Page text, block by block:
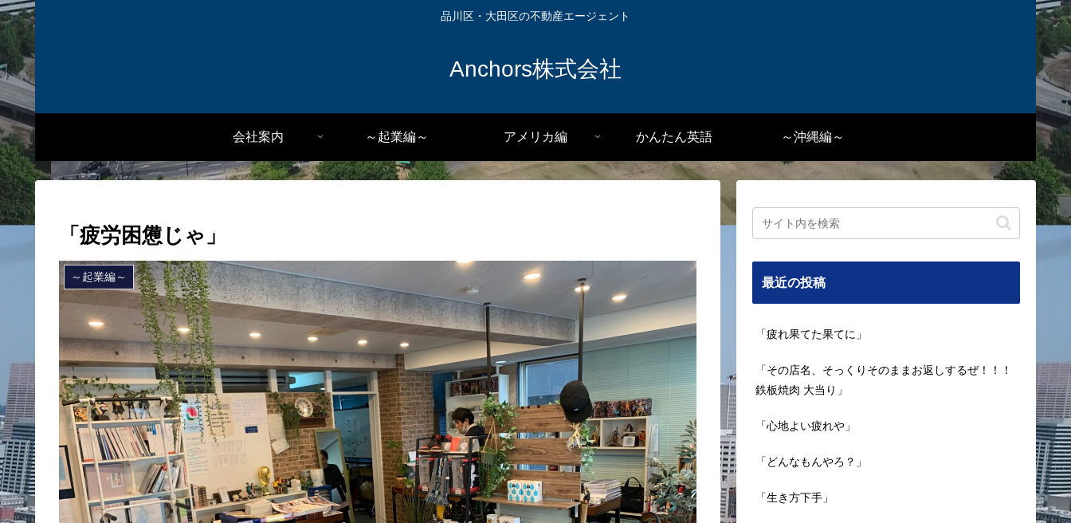
品川区・大田区の不動産エージェント
Anchors株式会社
会社案内 ～起業編～ アメリカ編 かんたん英語 ～沖縄編～
「疲労困憊じゃ」
～起業編～ 最近の投稿
「疲れ果てた果てに」
「その店名、そっくりそのままお返しするぜ！！！
鉄板焼肉 大当り」
「心地よい疲れや」
「どんなもんやろ？」
「生き方下手」